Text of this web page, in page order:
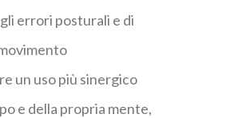
errori posturali e di
un uso più sinergico
e della propria mente,